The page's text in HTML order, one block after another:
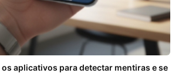
aplicativos para detectar mentiras e se